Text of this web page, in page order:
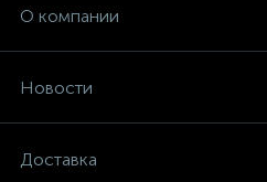
О компании
Новости
Доставка